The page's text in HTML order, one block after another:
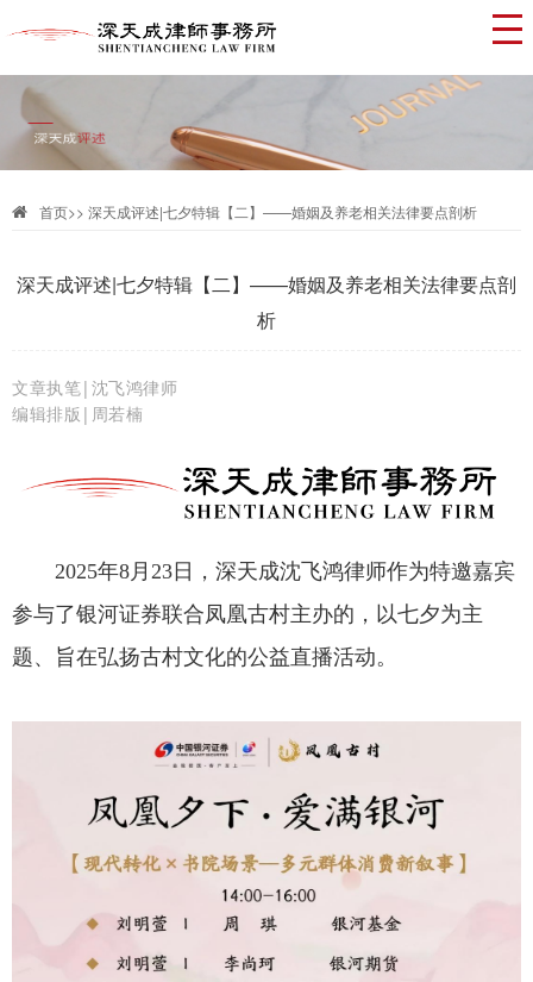
首页>> 深天成评述|七夕特辑【二】——婚姻及养老相关法律要点剖析
深天成评述|七夕特辑【二】——婚姻及养老相关法律要点剖
析
文章执笔|沈飞鸿律师
编辑排版|周若楠
2025年8月23日，深天成沈飞鸿律师作为特邀嘉宾
参与了银河证券联合凤凰古村主办的，以七夕为主
题、旨在弘扬古村文化的公益直播活动。